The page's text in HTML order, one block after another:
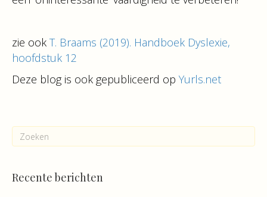
zie ook T. Braams (2019). Handboek Dyslexie,
hoofdstuk 12
Deze blog is ook gepubliceerd op Yurls.net
Recente berichten